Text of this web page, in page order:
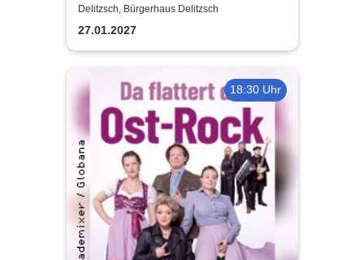
von Sweet, Slade u.v.a. - 2027
Delitzsch, Bürgerhaus Delitzsch
27.01.2027
18:30 Uhr